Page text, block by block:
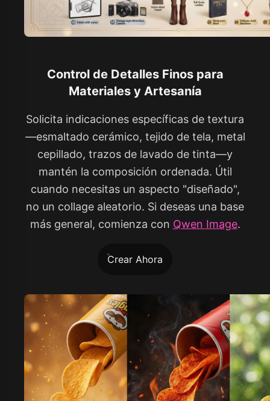
Control de Detalles Finos para
Materiales y Artesanía
Solicita indicaciones específicas de textura
—esmaltado cerámico, tejido de tela, metal
cepillado, trazos de lavado de tinta—y
mantén la composición ordenada. Útil
cuando necesitas un aspecto "diseñado",
no un collage aleatorio. Si deseas una base
más general, comienza con Qwen Image.
Crear Ahora